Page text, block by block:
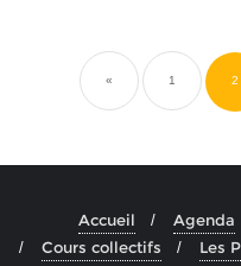
des
publications
« 1 2
Accueil Agenda
Cours collectifs
Les